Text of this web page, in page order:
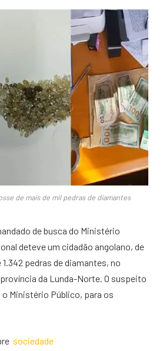
de mais de mil pedras de diamantes
de busca do Ministério
deteve um cidadão angolano, de
pedras de diamantes, no
da Lunda-Norte. O suspeito
Ministério Público, para os
sociedade